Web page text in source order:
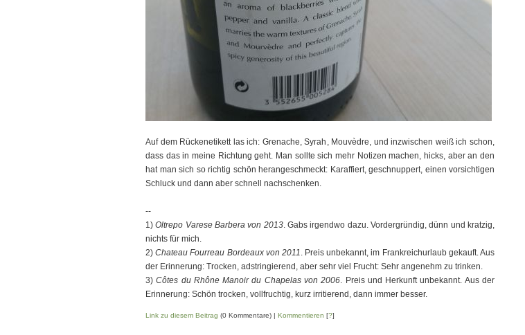
Auf dem Rückenetikett las ich: Grenache, Syrah, Mouvèdre, und inzwischen weiß ich schon,
dass das in meine Richtung geht. Man sollte sich mehr Notizen machen, hicks, aber an den
hat man sich so richtig schön herangeschmeckt: Karaffiert, geschnuppert, einen vorsichtigen
Schluck und dann aber schnell nachschenken.
--
1)Oltrepo Varese Barbera von 2013. Gabs irgendwo dazu. Vordergründig, dünn und kratzig,
nichts für mich.
2)Chateau Fourreau Bordeaux von 2011. Preis unbekannt, im Frankreichurlaub gekauft. Aus
der Erinnerung: Trocken, adstringierend, aber sehr viel Frucht: Sehr angenehm zu trinken.
3)Côtes du Rhône Manoir du Chapelas von 2006. Preis und Herkunft unbekannt. Aus der
Erinnerung: Schön trocken, vollfruchtig, kurz irritierend, dann immer besser.
Link zu diesem Beitrag (0 Kommentare) | Kommentieren [?]